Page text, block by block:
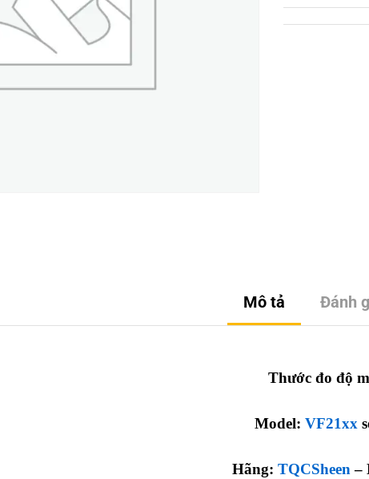
Mô tả Đánh
Thước đo độ
Model: VF21xx
Hãng: TQCSheen–